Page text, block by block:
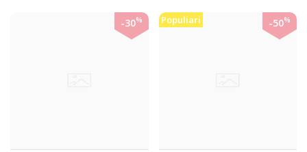
-30% Populiari -50%